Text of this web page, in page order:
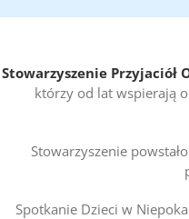
Stowarzyszenie Przyjaciół
którzy od lat wspierają
Stowarzyszenie
Spotkanie Dzieci w